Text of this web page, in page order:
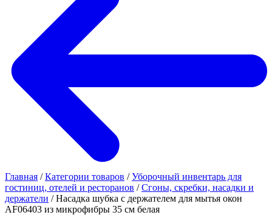
Главная / Категории товаров / Уборочный инвентарь для
гостиниц, отелей и ресторанов / Сгоны, скребки, насадки и
держатели / Насадка шубка с держателем для мытья окон
AF06403 из микрофибры 35 см белая